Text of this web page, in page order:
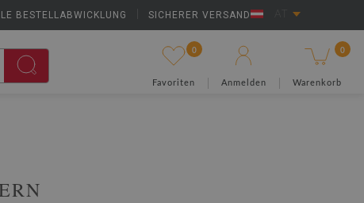
BESTELLABWICKLUNG SICHERER VERSAND
0
Favoriten Anmelden
0
Warenkorb